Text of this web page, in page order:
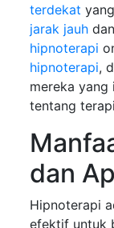
terdekat
jarak jauh
hipnoterapi
hipnoterapi,
mereka yang
tentang
dan
Hipnoterapi
efektif untuk